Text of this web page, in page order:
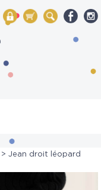
panier
Rechercher
> Jean droit léopard